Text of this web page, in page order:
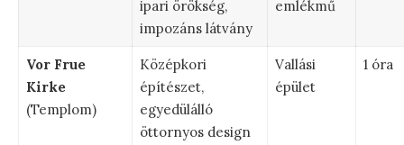
ipari örökség,
impozáns látvány
emlékmű
Vor Frue
Kirke
(Templom)
Középkori
építészet,
egyedülálló
öttornyos design
Vallási
épület
1 óra